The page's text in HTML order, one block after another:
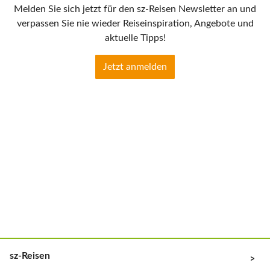
Melden Sie sich jetzt für den sz-Reisen Newsletter an und
verpassen Sie nie wieder Reiseinspiration, Angebote und
aktuelle Tipps!
Jetzt anmelden
sz-Reisen ^